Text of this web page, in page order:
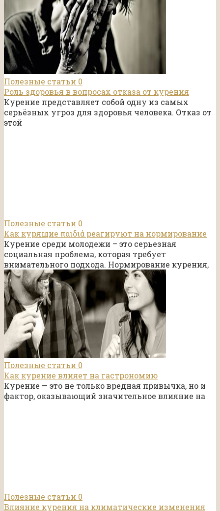
Полезные статьи 0
Роль здоровья в вопросах отказа от курения
Курение представляет собой одну из самых
серьёзных угроз для здоровья человека. Отказ от
этой
Полезные статьи 0
Как курящие παιδιά реагируют на нормирование
Курение среди молодежи – это серьезная
социальная проблема, которая требует
внимательного подхода. Нормирование курения,
Полезные статьи 0
Как курение влияет на гастрономию
Курение — это не только вредная привычка, но и
фактор, оказывающий значительное влияние на
Полезные статьи 0
Влияние курения на климатические изменения